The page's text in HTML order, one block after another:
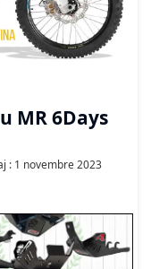
MR 6Days
: 1 novembre 2023